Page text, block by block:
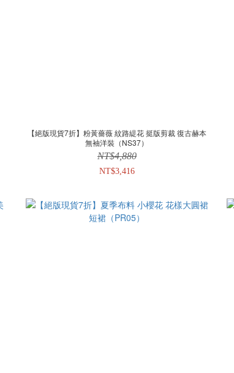
【絕版現貨7折】粉黃薔薇 紋路緹花 挺版剪裁 復古赫本
無袖洋裝（NS37）
NT$4,880
NT$3,416